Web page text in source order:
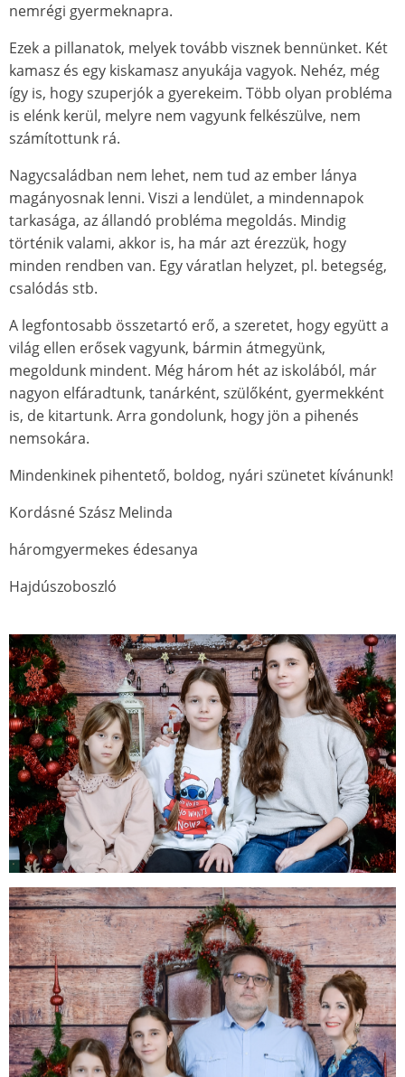
nemrégi gyermeknapra.
Ezek a pillanatok, melyek tovább visznek bennünket. Két
kamasz és egy kiskamasz anyukája vagyok. Nehéz, még
így is, hogy szuperjók a gyerekeim. Több olyan probléma
is elénk kerül, melyre nem vagyunk felkészülve, nem
számítottunk rá.
Nagycsaládban nem lehet, nem tud az ember lánya
magányosnak lenni. Viszi a lendület, a mindennapok
tarkasága, az állandó probléma megoldás. Mindig
történik valami, akkor is, ha már azt érezzük, hogy
minden rendben van. Egy váratlan helyzet, pl. betegség,
csalódás stb.
A legfontosabb összetartó erő, a szeretet, hogy együtt a
világ ellen erősek vagyunk, bármin átmegyünk,
megoldunk mindent. Még három hét az iskolából, már
nagyon elfáradtunk, tanárként, szülőként, gyermekként
is, de kitartunk. Arra gondolunk, hogy jön a pihenés
nemsokára.
Mindenkinek pihentető, boldog, nyári szünetet kívánunk!
Kordásné Szász Melinda
háromgyermekes édesanya
Hajdúszoboszló